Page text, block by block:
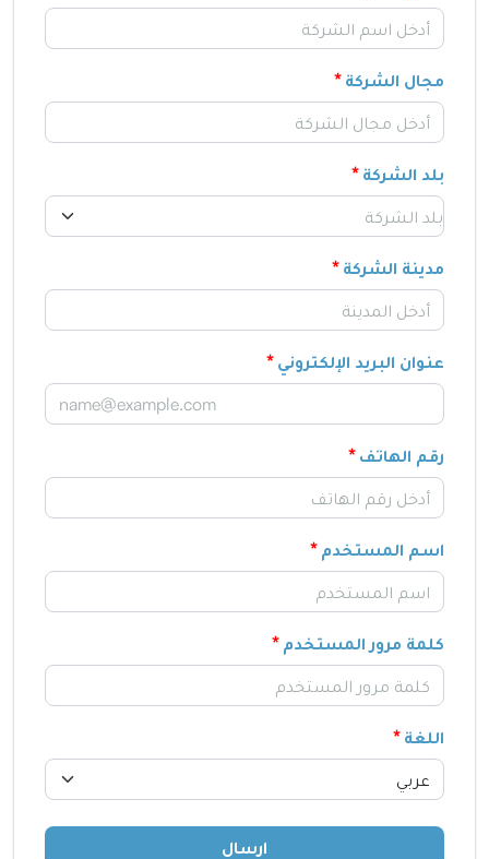
مجال الشركة
بلد الشركة
مدينة الشركة
عنوان البريد الإلكتروني
رقم الهاتف
اسم المستخدم
كلمة مرور المستخدم
اللغة
ارسال